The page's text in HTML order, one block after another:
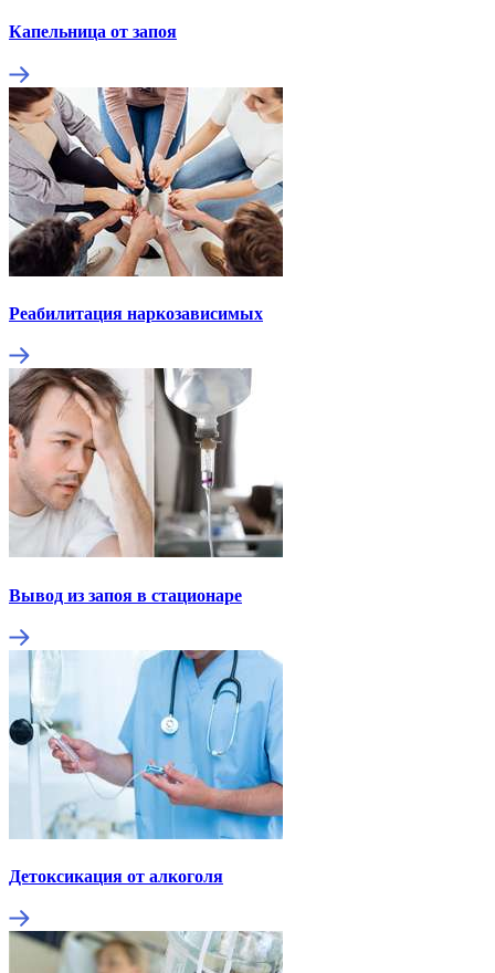
Капельница от запоя
Реабилитация наркозависимых
Вывод из запоя в стационаре
Детоксикация от алкоголя